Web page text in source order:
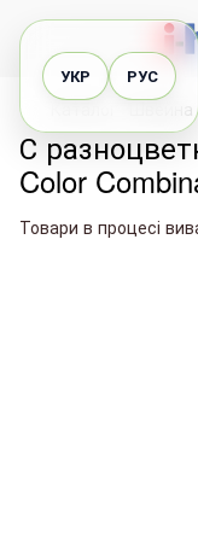
УКР РУС
С
Color
Товари в процесі